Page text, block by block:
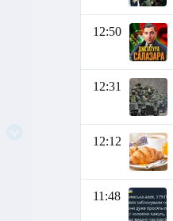
12:50
12:31
12:12
11:48